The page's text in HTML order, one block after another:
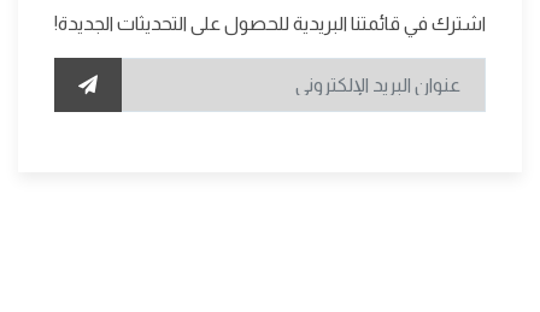
اشترك في قائمتنا البريدية للحصول على التحديثات الجديدة!